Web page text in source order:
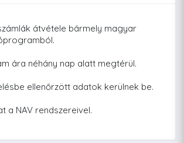
átvétele bármely magyar
ára néhány nap alatt megtérül.
ellenőrzött adatok kerülnek be.
a NAV rendszereivel.